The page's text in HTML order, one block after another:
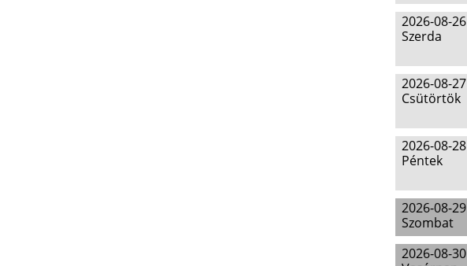
2026-08-26
Szerda
2026-08-27
Csütörtök
2026-08-28
Péntek
2026-08-29
Szombat
2026-08-30